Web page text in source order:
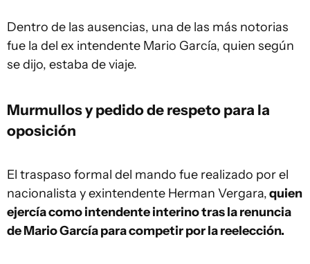
Dentro de las ausencias, una de las más notorias
fue la del ex intendente Mario García, quien según
se dijo, estaba de viaje.
Murmullos y pedido de respeto para la
oposición
El traspaso formal del mando fue realizado por el
nacionalista y exintendente Herman Vergara,quien
ejercía como intendente interino tras la renuncia
de Mario García para competir por la reelección.